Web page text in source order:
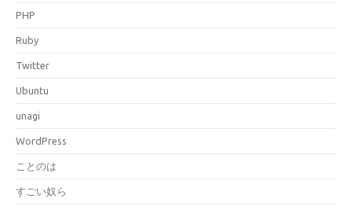
PHP
Ruby
Twitter
Ubuntu
unagi
WordPress
ことのは
すごい奴ら